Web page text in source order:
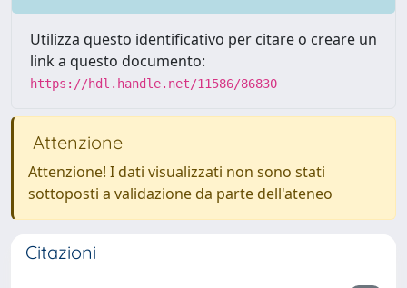
Utilizza questo identificativo per citare o creare un
link a questo documento:
https://hdl.handle.net/11586/86830
Attenzione
Attenzione! I dati visualizzati non sono stati
sottoposti a validazione da parte dell'ateneo
Citazioni